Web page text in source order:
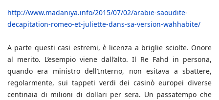
http://www.madaniya.info/2015/07/02/arabie-saoudite-
decapitation-romeo-et-juliette-dans-sa-version-wahhabite/
A parte questi casi estremi, è licenza a briglie sciolte. Onore
al merito. L’esempio viene dall’alto. Il Re Fahd in persona,
quando era ministro dell’Interno, non esitava a sbattere,
regolarmente, sui tappeti verdi dei casinò europei diverse
centinaia di milioni di dollari per sera. Un passatempo che